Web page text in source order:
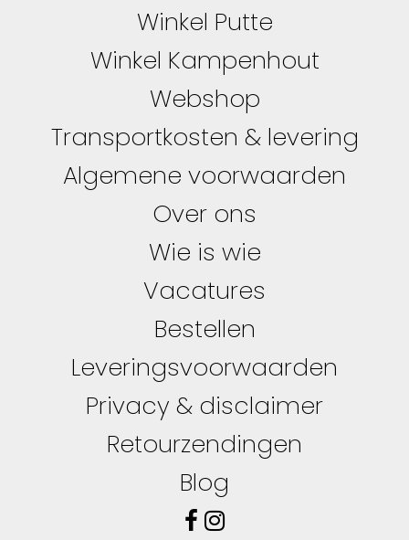
Winkel Putte
Winkel Kampenhout
Webshop
Transportkosten & levering
Algemene voorwaarden
Over ons
Wie is wie
Vacatures
Bestellen
Leveringsvoorwaarden
Privacy & disclaimer
Retourzendingen
Blog